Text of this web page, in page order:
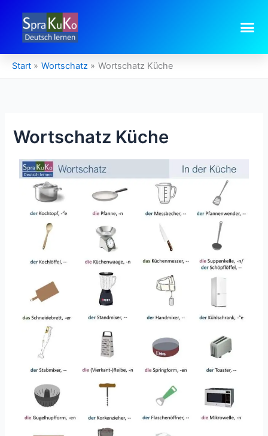
springen
Start Wortschatz Wortschatz Küche
Wortschatz Küche